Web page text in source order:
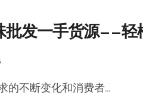
批发一手货源——轻
求的不断变化和消费者...